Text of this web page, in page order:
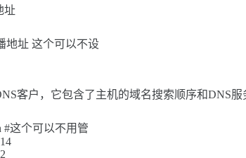
址
地址 这个可以不设
客户，它包含了主机的域名搜索顺序和DNS
这个可以不用管